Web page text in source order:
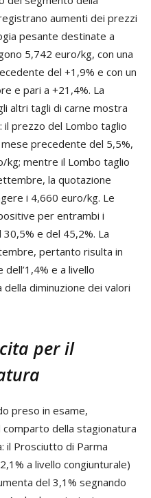
aumenti dei prezzi
pesante destinate a
5,742 euro/kg, con una
del +1,9% e con un
e pari a +21,4%. La
altri tagli di carne mostra
prezzo del Lombo taglio
precedente del 5,5%,
kg; mentre il Lombo taglio
la quotazione
i 4,660 euro/kg. Le
per entrambi i
e del 45,2%. La
pertanto risulta in
e a livello
diminuzione dei valori
per il
preso in esame,
comparto della stagionatura
il Prosciutto di Parma
a livello congiunturale)
del 3,1% segnando